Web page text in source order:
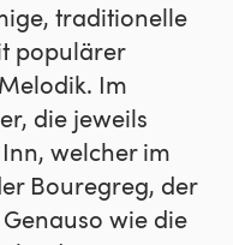
traditionelle
populärer
Im
die jeweils
welcher im
Bouregreg, der
wie die